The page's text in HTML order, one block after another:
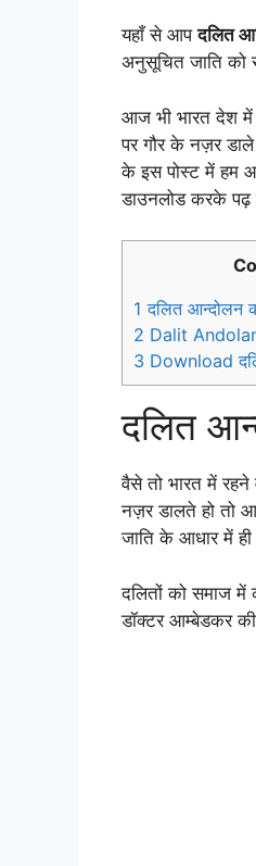
यहाँ से आपदलित
अनुसूचित जाति को
आज भी भारत देश में
पर गौर के नज़र
के इस पोस्ट में हम
डाउनलोड करके
1 दलित आन्दोलन
2 Dalit
3 Download
दलित
वैसे तो भारत में
नज़र डालते हो तो
जाति के आधार में ही
दलितों को समाज में
डॉक्टर आम्बेडकर की